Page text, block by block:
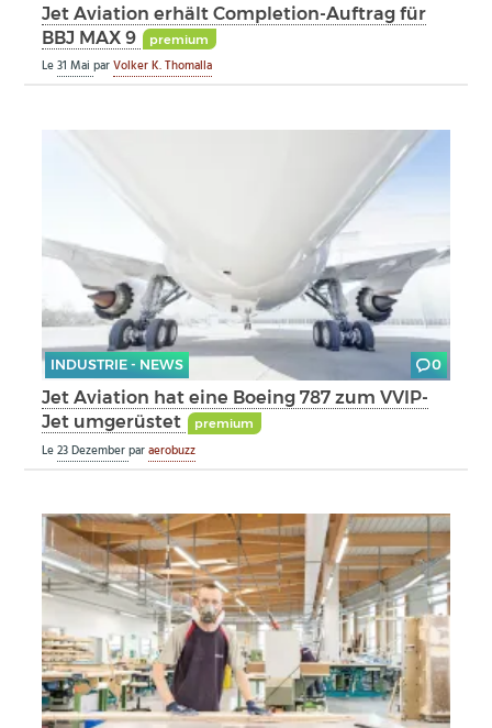
Jet Aviation erhält Completion-Auftrag für
BBJ MAX 9
premium
Le31 MaiparVolker K. Thomalla
INDUSTRIE - NEWS 0
Jet Aviation hat eine Boeing 787 zum VVIP-
Jet umgerüstet
premium
Le23 Dezemberparaerobuzz